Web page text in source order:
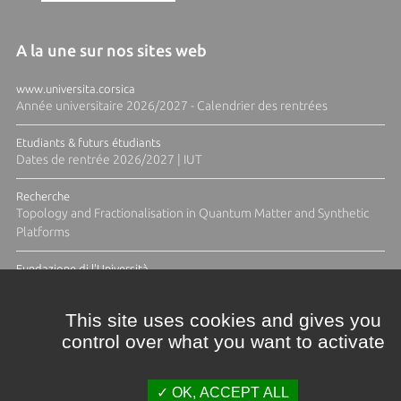
A la une sur nos sites web
www.universita.corsica
Année universitaire 2026/2027 - Calendrier des rentrées
Etudiants & futurs étudiants
Dates de rentrée 2026/2027 | IUT
Recherche
Topology and Fractionalisation in Quantum Matter and Synthetic
Platforms
Fundazione di l'Università
This site uses cookies and gives you
control over what you want to activate
OK, ACCEPT ALL